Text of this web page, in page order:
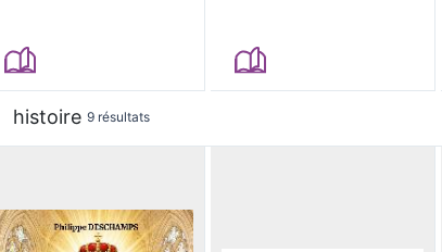
histoire 9 résultats